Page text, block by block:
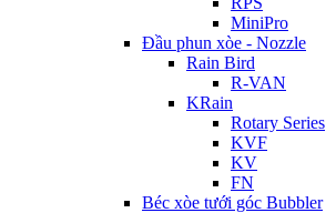
MiniPro
Đầu phun xòe - Nozzle
Rain Bird
R-VAN
KRain
Rotary Series
KVF
KV
FN
Béc xòe tưới góc Bubbler